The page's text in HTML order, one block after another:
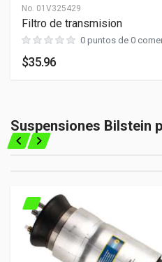
No. 01V325429
Filtro de transmision
0 puntos de 0
$35.96
Suspensiones Bilstein